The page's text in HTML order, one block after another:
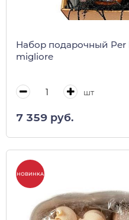
Набор подарочный Per
migliore
шт
7 359 руб.
НОВИНКА